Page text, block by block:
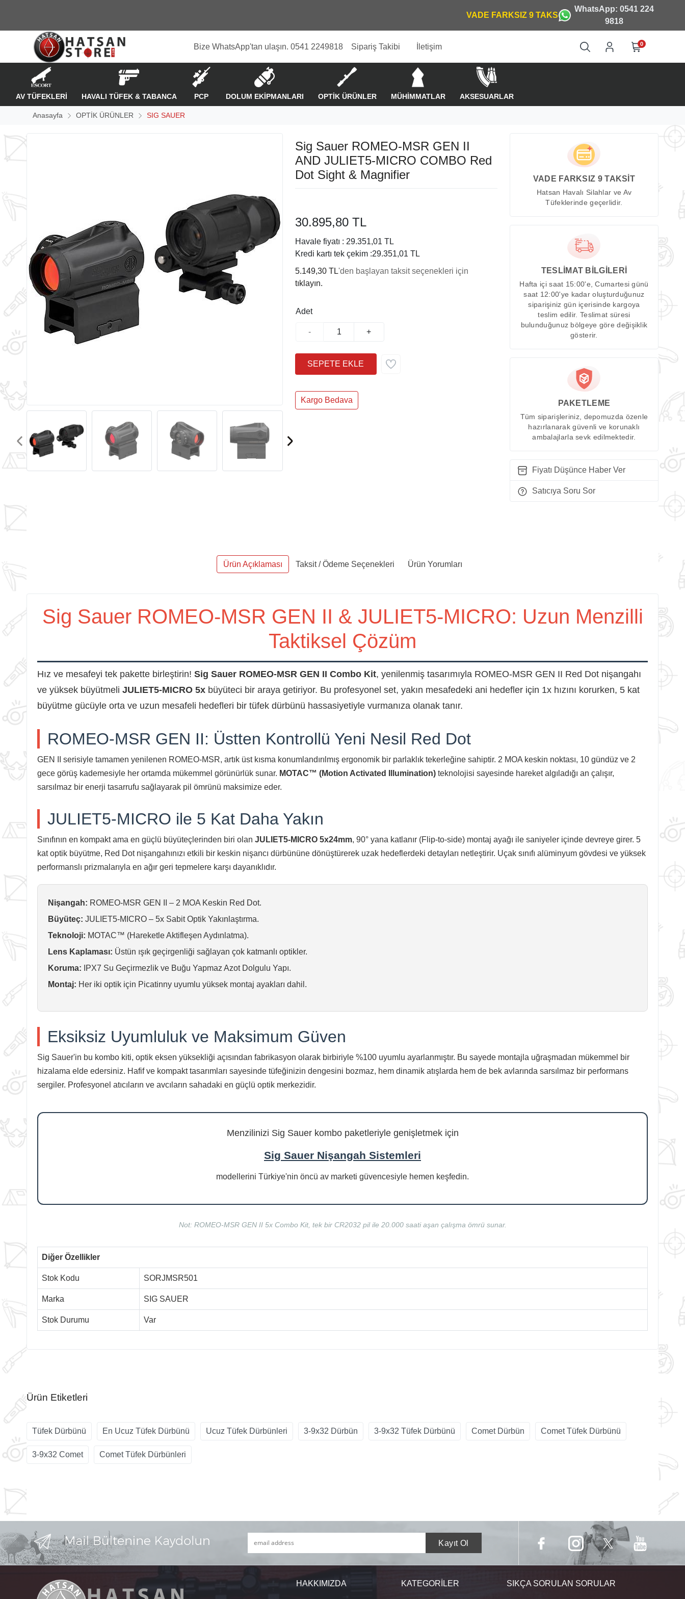
WhatsApp: 0541 224
9818
Bize WhatsApp'tan ulaşın. 0541 2249818 Sipariş Takibi İletişim 0
AV TÜFEKLERİ HAVALI TÜFEK & TABANCA PCP DOLUM EKİPMANLARI OPTİK ÜRÜNLER MÜHİMMATLAR AKSESUARLAR
Anasayfa OPTİK ÜRÜNLER SIG SAUER
Sig Sauer ROMEO-MSR GEN II
AND JULIET5-MICRO COMBO Red
Dot Sight & Magnifier
30.895,80 TL
Havale fiyatı : 29.351,01 TL
Kredi kartı tek çekim :29.351,01 TL
5.149,30 TL'den başlayan taksit seçenekleri için
tıklayın.
Adet
- +
Kargo Bedava
VADE FARKSIZ 9 TAKSİT
Hatsan Havalı Silahlar ve Av
Tüfeklerinde geçerlidir.
TESLİMAT BİLGİLERİ
Hafta içi saat 15:00'e, Cumartesi günü
saat 12:00'ye kadar oluşturduğunuz
siparişiniz gün içerisinde kargoya
teslim edilir. Teslimat süresi
bulunduğunuz bölgeye göre değişiklik
gösterir.
PAKETLEME
Tüm siparişleriniz, depomuzda özenle
hazırlanarak güvenli ve korunaklı
ambalajlarla sevk edilmektedir.
Fiyatı Düşünce Haber Ver
Satıcıya Soru Sor
Ürün Açıklaması Taksit / Ödeme Seçenekleri Ürün Yorumları
Sig Sauer ROMEO-MSR GEN II & JULIET5-MICRO: Uzun Menzilli
Taktiksel Çözüm
Hız ve mesafeyi tek pakette birleştirin! Sig Sauer ROMEO-MSR GEN II Combo Kit, yenilenmiş tasarımıyla ROMEO-MSR GEN II Red Dot nişangahı
ve yüksek büyütmeli JULIET5-MICRO 5x büyüteci bir araya getiriyor. Bu profesyonel set, yakın mesafedeki ani hedefler için 1x hızını korurken, 5 kat
büyütme gücüyle orta ve uzun mesafeli hedefleri bir tüfek dürbünü hassasiyetiyle vurmanıza olanak tanır.
ROMEO-MSR GEN II: Üstten Kontrollü Yeni Nesil Red Dot
GEN II serisiyle tamamen yenilenen ROMEO-MSR, artık üst kısma konumlandırılmış ergonomik bir parlaklık tekerleğine sahiptir. 2 MOA keskin noktası, 10 gündüz ve 2
gece görüş kademesiyle her ortamda mükemmel görünürlük sunar. MOTAC™ (Motion Activated Illumination) teknolojisi sayesinde hareket algıladığı an çalışır,
sarsılmaz bir enerji tasarrufu sağlayarak pil ömrünü maksimize eder.
JULIET5-MICRO ile 5 Kat Daha Yakın
Sınıfının en kompakt ama en güçlü büyüteçlerinden biri olan JULIET5-MICRO 5x24mm, 90° yana katlanır (Flip-to-side) montaj ayağı ile saniyeler içinde devreye girer. 5
kat optik büyütme, Red Dot nişangahınızı etkili bir keskin nişancı dürbününe dönüştürerek uzak hedeflerdeki detayları netleştirir. Uçak sınıfı alüminyum gövdesi ve yüksek
performanslı prizmalarıyla en ağır geri tepmelere karşı dayanıklıdır.
Nişangah: ROMEO-MSR GEN II – 2 MOA Keskin Red Dot.
Büyüteç: JULIET5-MICRO – 5x Sabit Optik Yakınlaştırma.
Teknoloji: MOTAC™ (Hareketle Aktifleşen Aydınlatma).
Lens Kaplaması: Üstün ışık geçirgenliği sağlayan çok katmanlı optikler.
Koruma: IPX7 Su Geçirmezlik ve Buğu Yapmaz Azot Dolgulu Yapı.
Montaj: Her iki optik için Picatinny uyumlu yüksek montaj ayakları dahil.
Eksiksiz Uyumluluk ve Maksimum Güven
Sig Sauer'in bu kombo kiti, optik eksen yüksekliği açısından fabrikasyon olarak birbiriyle %100 uyumlu ayarlanmıştır. Bu sayede montajla uğraşmadan mükemmel bir
hizalama elde edersiniz. Hafif ve kompakt tasarımları sayesinde tüfeğinizin dengesini bozmaz, hem dinamik atışlarda hem de bek avlarında sarsılmaz bir performans
sergiler. Profesyonel atıcıların ve avcıların sahadaki en güçlü optik merkezidir.
Menzilinizi Sig Sauer kombo paketleriyle genişletmek için
Sig Sauer Nişangah Sistemleri
modellerini Türkiye'nin öncü av marketi güvencesiyle hemen keşfedin.
Not: ROMEO-MSR GEN II 5x Combo Kit, tek bir CR2032 pil ile 20.000 saati aşan çalışma ömrü sunar.
Diğer Özellikler
Stok Kodu SORJMSR501
Marka SIG SAUER
Stok Durumu Var
Ürün Etiketleri
Tüfek Dürbünü En Ucuz Tüfek Dürbünü Ucuz Tüfek Dürbünleri 3-9x32 Dürbün 3-9x32 Tüfek Dürbünü Comet Dürbün Comet Tüfek Dürbünü
3-9x32 Comet Comet Tüfek Dürbünleri
HAKKIMIZDA KATEGORİLER SIKÇA SORULAN SORULAR